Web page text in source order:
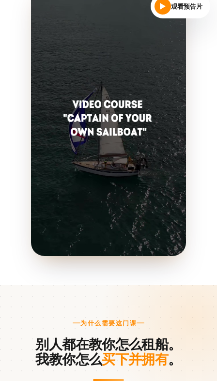
观看预告片
为什么需要这门课
别人都在教你怎么租船。
我教你怎么买下并拥有。